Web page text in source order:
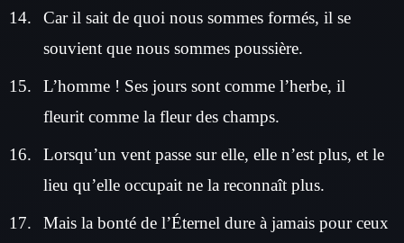
Car il sait de quoi nous sommes formés, il se
souvient que nous sommes poussière.
L’homme ! Ses jours sont comme l’herbe, il
fleurit comme la fleur des champs.
Lorsqu’un vent passe sur elle, elle n’est plus, et le
lieu qu’elle occupait ne la reconnaît plus.
Mais la bonté de l’Éternel dure à jamais pour ceux